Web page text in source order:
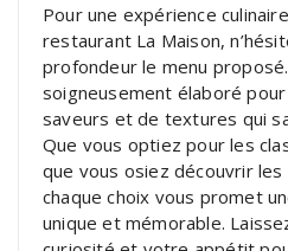
Pour une expérience
restaurant La Maison,
profondeur le menu
soigneusement élaboré
saveurs et de textures qui
Que vous optiez pour les
que vous osiez découvrir
chaque choix vous promet
unique et mémorable.